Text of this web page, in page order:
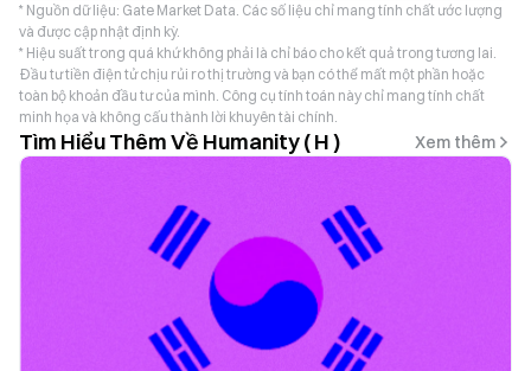
* Nguồn dữ liệu: Gate Market Data. Các số liệu chỉ mang tính chất ước lượng
và được cập nhật định kỳ.
* Hiệu suất trong quá khứ không phải là chỉ báo cho kết quả trong tương lai.
Đầu tư tiền điện tử chịu rủi ro thị trường và bạn có thể mất một phần hoặc
toàn bộ khoản đầu tư của mình. Công cụ tính toán này chỉ mang tính chất
minh họa và không cấu thành lời khuyên tài chính.
Tìm Hiểu Thêm Về Humanity ( H ) Xem thêm